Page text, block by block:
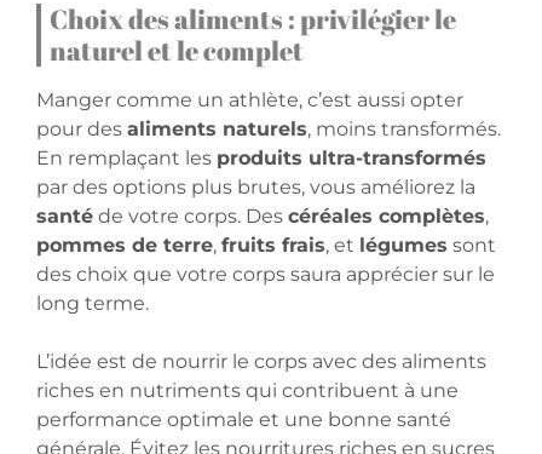
Choix des aliments : privilégier le
naturel et le complet
Manger comme un athlète, c’est aussi opter
pour des aliments naturels, moins transformés.
En remplaçant les produits ultra-transformés
par des options plus brutes, vous améliorez la
santé de votre corps. Des céréales complètes,
pommes de terre, fruits frais, et légumes sont
des choix que votre corps saura apprécier sur le
long terme.
L’idée est de nourrir le corps avec des aliments
riches en nutriments qui contribuent à une
performance optimale et une bonne santé
générale. Évitez les nourritures riches en sucres